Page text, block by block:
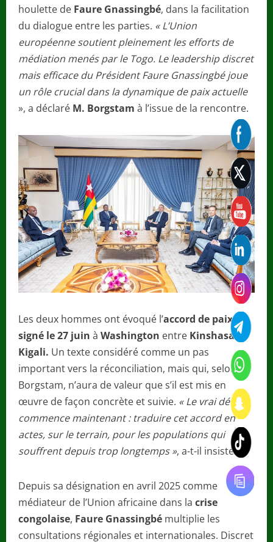
houlette de Faure Gnassingbé, dans la facilitation
du dialogue entre les parties. « L’Union
européenne soutient pleinement les efforts de
médiation menés par le Togo. Le leadership discret
mais efficace du Président Faure Gnassingbé joue
un rôle crucial dans la dynamique de paix actuelle
», a déclaré M. Borgstam à l’issue de la rencontre.
Les deux hommes ont évoqué l’accord de paix
signé le 27 juin à Washington entre Kinshasa et
Kigali. Un texte considéré comme un pas
important vers la réconciliation, mais qui, selon M.
Borgstam, n’aura de valeur que s’il est mis en
œuvre de façon concrète et suivie. « Le vrai défi
commence maintenant : traduire cet accord en
actes, sur le terrain, pour les populations qui
souffrent depuis trop longtemps », a-t-il insisté.
Depuis sa désignation en avril 2025 comme
médiateur de l’Union africaine dans la crise
congolaise, Faure Gnassingbé multiplie les
consultations régionales et internationales. Discret